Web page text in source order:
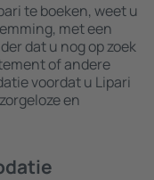
te boeken, weet u
met een
dat u nog op zoek
of andere
voordat u Lipari
en